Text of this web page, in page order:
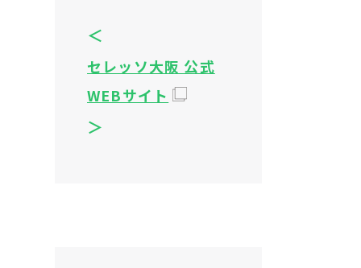
＜
セレッソ大阪 公式
WEBサイト
＞